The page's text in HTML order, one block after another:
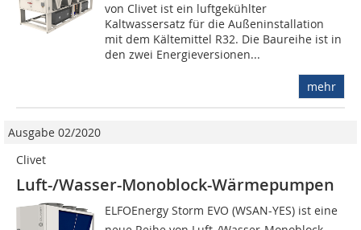
von Clivet ist ein luftgekühlter
Kaltwassersatz für die Außeninstallation
mit dem Kältemittel R32. Die Baureihe ist in
den zwei Energieversionen...
mehr
Ausgabe 02/2020
Clivet
Luft-/Wasser-Monoblock-Wärmepumpen
ELFOEnergy Storm EVO (WSAN-YES) ist eine